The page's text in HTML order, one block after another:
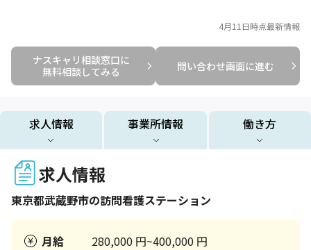
ナスキャリ相談窓口に
無料相談してみる
問い合わせ画面に進む
4月11日時点最新情報
求人情報 事業所情報 働き方
求人情報
東京都武蔵野市の訪問看護ステーション
月給 280,000 円~400,000 円